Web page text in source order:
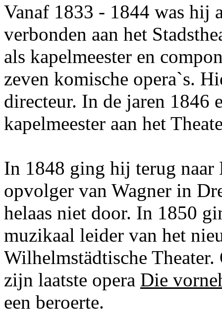
Vanaf 1833 - 1844 was hij
verbonden aan het
als kapelmeester en
zeven komische opera`s.
directeur. In de jaren 1846
kapelmeester aan het
In 1848 ging hij terug naar
opvolger van Wagner in
helaas niet door. In 1850
muzikaal leider van het
Wilhelmstädtische Theater.
zijn laatste opera Die
een beroerte.